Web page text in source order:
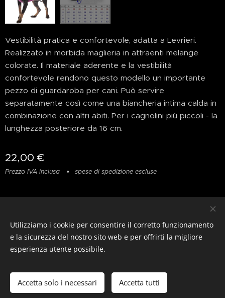
Vestibilità pratica e confortevole, adatta a Levrieri.
Realizzato in morbida maglieria in attraenti melange
colorate. Il materiale aderente e la vestibilità
confortevole rendono questo modello un importante
pezzo di guardaroba per cani. Può servire
separatamente così come una biancheria intima calda in
combinazione con altri abiti. Per i cagnolini più piccoli - la
lunghezza posteriore da 16 cm.
22,00 €
Prezzo IVA inclusa spese di spedizione escluse
- 2026 All rights reserved
Lingue
Utilizziamo i cookie per consentire il corretto funzionamento
e la sicurezza del nostro sito web e per offrirti la migliore
esperienza utente possibile.
Accetta solo i necessari Accetta tutti